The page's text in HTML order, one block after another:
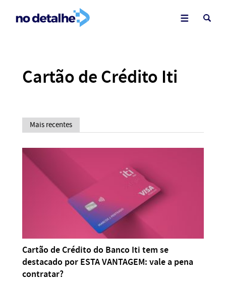
Cartão de Crédito Iti
Mais recentes
Cartão de Crédito do Banco Iti tem se
destacado por ESTA VANTAGEM: vale a pena
contratar?